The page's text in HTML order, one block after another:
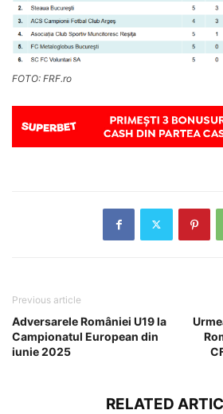
FOTO: FRF.ro
Previous article
Adversarele României U19 la
Campionatul European din
iunie 2025
RELATED